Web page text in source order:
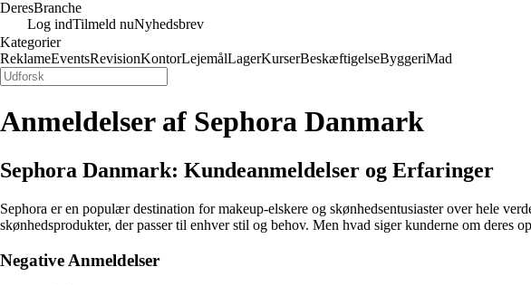
DeresBranche
Log indTilmeld nuNyhedsbrev
Kategorier
ReklameEventsRevisionKontorLejemålLagerKurserBeskæftigelseByggeriMad
Anmeldelser af Sephora Danmark
Sephora Danmark: Kundeanmeldelser og Erfaringer
Sephora er en populær destination for makeup-elskere og skønhedsentusiaster over hele
skønhedsprodukter, der passer til enhver stil og behov. Men hvad siger kunderne om deres
Negative Anmeldelser